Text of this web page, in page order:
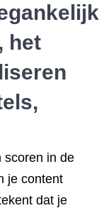
het
scoren in de
je content
dat je